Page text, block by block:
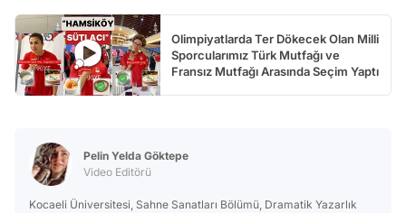
Olimpiyatlarda Ter Dökecek Olan Milli
Sporcularımız Türk Mutfağı ve
Fransız Mutfağı Arasında Seçim Yaptı
Pelin Yelda Göktepe
Video Editörü
Kocaeli Üniversitesi, Sahne Sanatları Bölümü, Dramatik Yazarlık